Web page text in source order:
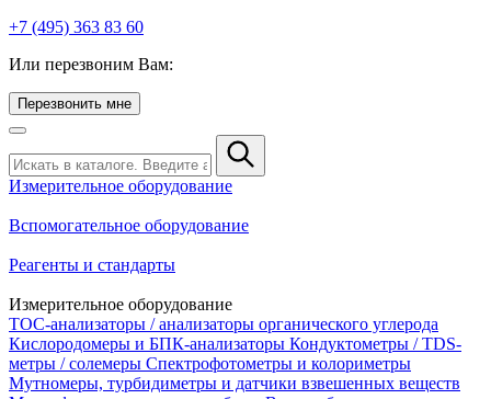
+7 (495) 363 83 60
Или перезвоним Вам:
Перезвонить мне
Измерительное оборудование
Вспомогательное оборудование
Реагенты и стандарты
Измерительное оборудование
TOC-анализаторы / анализаторы органического углерода
Кислородомеры и БПК-анализаторы Кондуктометры / TDS-
метры / солемеры Спектрофотометры и колориметры
Мутномеры, турбидиметры и датчики взвешенных веществ